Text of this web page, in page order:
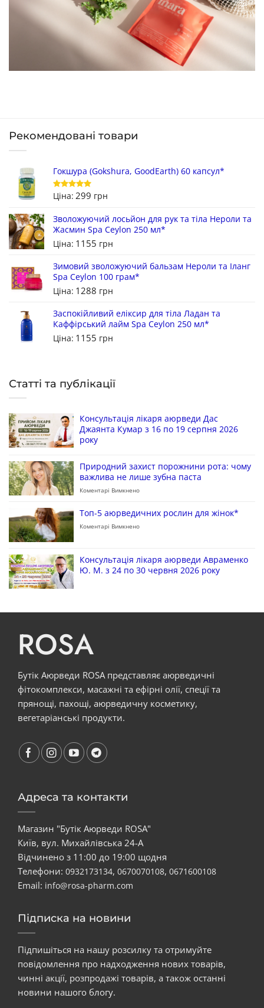
Рекомендовані товари
Гокшура (Gokshura, GoodEarth) 60 капсул*
Оцінено в
з 5
Ціна: 299 грн
Зволожуючий лосьйон для рук та тіла Нероли та
Жасмин Spa Ceylon 250 мл*
Ціна: 1155 грн
Зимовий зволожуючий бальзам Нероли та Іланг
Spa Ceylon 100 грам*
Ціна: 1288 грн
Заспокійливий еліксир для тіла Ладан та
Каффірський лайм Spa Ceylon 250 мл*
Ціна: 1155 грн
Статті та публікації
Консультація лікаря аюрведи Дас
Джаянта Кумар з 16 по 19 серпня 2026
року
Природний захист порожнини рота: чому
важлива не лише зубна паста
Коментарі Вимкнено
Топ-5 аюрведичних рослин для жінок*
Коментарі Вимкнено
Консультація лікаря аюрведи Авраменко
Ю. М. з 24 по 30 червня 2026 року
ROSA
Бутік Аюрведи ROSA представляє аюрведичні
фітокомплекси, масажні та ефірні олії, спеції та
прянощі, пахощі, аюрведичну косметику,
вегетаріанські продукти.
Адреса та контакти
Магазин "Бутік Аюрведи ROSA"
Київ, вул. Михайлівська 24-А
Відчинено з 11:00 до 19:00 щодня
Телефони: 0932173134, 0670070108, 0671600108
Email: info@rosa-pharm.com
Підписка на новини
Підпишіться на нашу розсилку та отримуйте
повідомлення про надходження нових товарів,
чинні акції, розпродажі товарів, а також останні
новини нашого блогу.